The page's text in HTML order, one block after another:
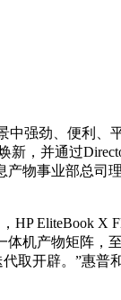
强劲、便利、
，并通过
物事业部总司
EliteBook X
体机产物矩阵，
取开辟。”惠普